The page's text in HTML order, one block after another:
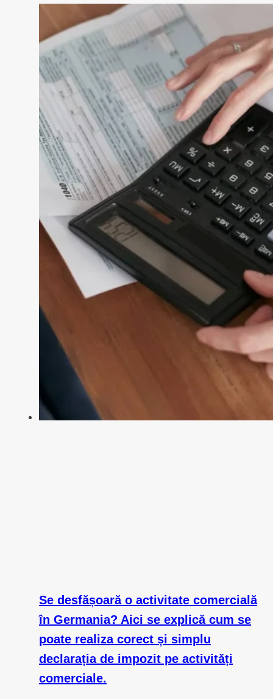
Se desfășoară o activitate comercială
în Germania? Aici se explică cum se
poate realiza corect și simplu
declarația de impozit pe activități
comerciale.